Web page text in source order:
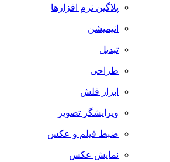
پلاگین نرم افزارها
انیمیشن
تبدیل
طراحی
ابزار فلش
ویرایشگر تصویر
ضبط فيلم و عكس
نمایش عکس